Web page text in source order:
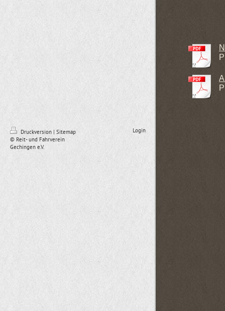
Druckversion | Sitemap
© Reit- und Fahrverein
Gechingen e.V.
Login